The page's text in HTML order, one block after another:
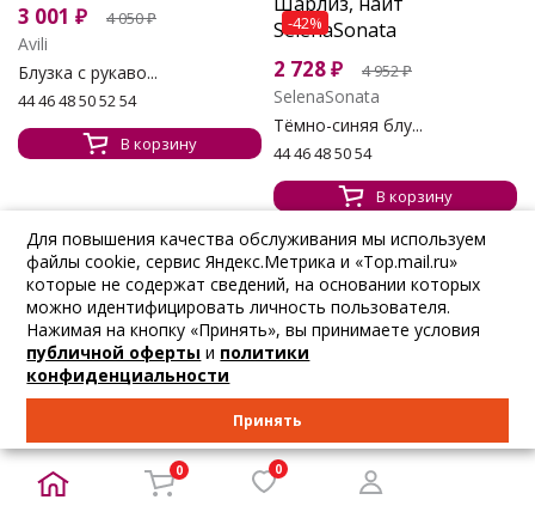
3 001 ₽ 4 050₽
Avili
Блузка с рукаво...
44 46 48 50 52 54
В корзину
-42%
2 728₽ 4 952₽
SelenaSonata
Тёмно-синяя блу...
44 46 48 50 54
В корзину
НОВИНКА
-42%
2 728₽ 4 952₽
Блузка красная...
44 46 48 52 54 56
Для повышения качества обслуживания мы используем
файлы cookie, сервис Яндекс.Метрика и «Top.mail.ru»
которые не содержат сведений, на основании которых
можно идентифицировать личность пользователя.
Нажимая на кнопку «Принять», вы принимаете условия
публичной оферты и политики
конфиденциальности
Принять
0 0